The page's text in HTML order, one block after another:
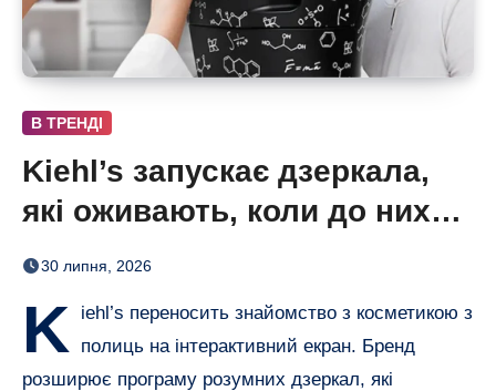
В ТРЕНДІ
Kiehl’s запускає дзеркала,
які оживають, коли до них
підходиш
30 липня, 2026
K
iehl’s переносить знайомство з косметикою з
полиць на інтерактивний екран. Бренд
розширює програму розумних дзеркал, які